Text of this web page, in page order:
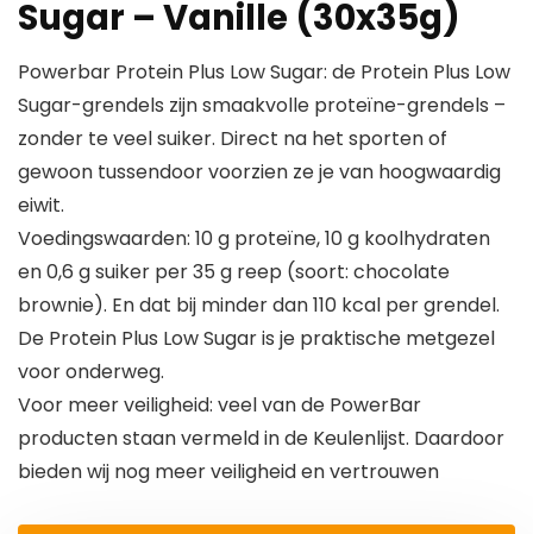
Sugar – Vanille (30x35g)
Powerbar Protein Plus Low Sugar: de Protein Plus Low
Sugar-grendels zijn smaakvolle proteïne-grendels –
zonder te veel suiker. Direct na het sporten of
gewoon tussendoor voorzien ze je van hoogwaardig
eiwit.
Voedingswaarden: 10 g proteïne, 10 g koolhydraten
en 0,6 g suiker per 35 g reep (soort: chocolate
brownie). En dat bij minder dan 110 kcal per grendel.
De Protein Plus Low Sugar is je praktische metgezel
voor onderweg.
Voor meer veiligheid: veel van de PowerBar
producten staan vermeld in de Keulenlijst. Daardoor
bieden wij nog meer veiligheid en vertrouwen